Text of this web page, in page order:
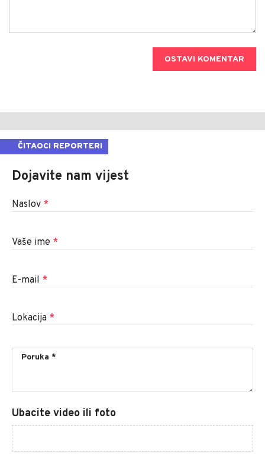
OSTAVI KOMENTAR
ČITAOCI REPORTERI
Dojavite nam vijest
Naslov *
Vaše ime *
E-mail *
Lokacija *
Ubacite video ili foto